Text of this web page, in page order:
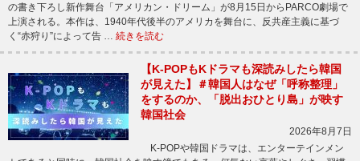
の書き下ろし新作舞台「アメリカン・ドリーム」が8月15日からPARCO劇場で
上演される。本作は、1940年代後半のアメリカを舞台に、反共産主義に基づ
く“赤狩り”によって告 … 続きを読む
【K-POPもKドラマも深読みしたら韓国
が見えた】＃韓国人はなぜ「呼称整理」
をするのか、「脱出おひとり島」が映す
韓国社会
2026年8月7日
K-POPや韓国ドラマは、エンターテインメン